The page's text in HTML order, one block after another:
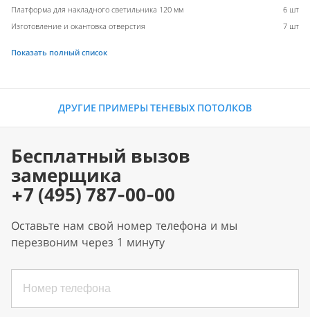
Платформа для накладного светильника 120 мм
6 шт
Изготовление и окантовка отверстия
7 шт
Показать полный список
ДРУГИЕ ПРИМЕРЫ ТЕНЕВЫХ ПОТОЛКОВ
Бесплатный вызов
замерщика
+7 (495) 787-00-00
Оставьте нам свой номер телефона и мы
перезвоним через 1 минуту